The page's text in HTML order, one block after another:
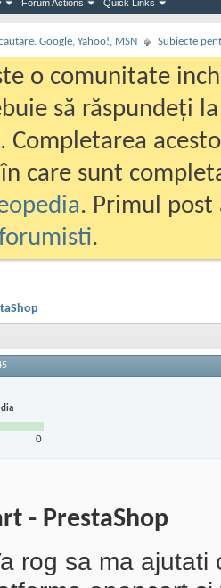
Forum Actions Quick Links
Google, Yahoo!, MSN Subiecte
o comunitate
să răspundeți
Completarea
care sunt
. Primul
.
0
- PrestaShop
rog sa ma